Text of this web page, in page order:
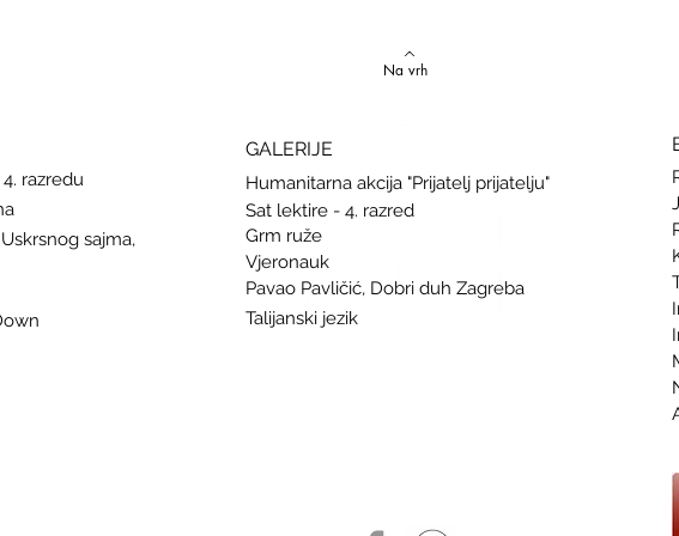
Na vrh
razredu
sajma,
GALERIJE
Humanitarna akcija "Prijatelj prijatelju"
Sat lektire - 4. razred
Grm ruže
Vjeronauk
Pavao Pavličić, Dobri duh Zagreba
Talijanski jezik